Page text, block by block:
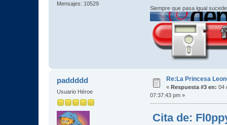
Mensajes: 10529
Siempre que pasa igual
paddddd
Usuario Héroe
Re:La Princesa
« Respuesta #3 en: 04
07:37:43 pm »
Cita de: